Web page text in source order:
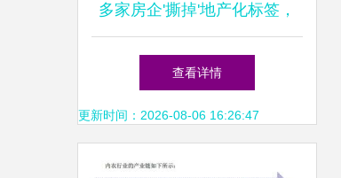
多家房企'撕掉'地产化标签，
龙头房企城市运营路径渐明
查看详情
更新时间：2026-08-06 16:26:47